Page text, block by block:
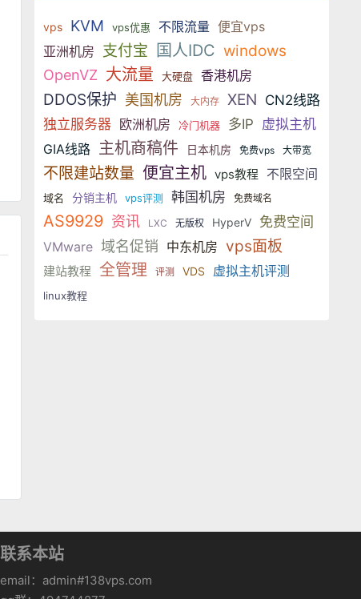
国两大系列。亚洲 VPS 月付低至 6
美元，美国
SSD 固态硬盘，主要分为亚洲和美
国两大系列。亚洲 VPS 月付低至 6
美元，美国
于 KVM 虚拟化架构，配备 NVMe
SSD 固态硬盘，主要分为亚洲和美
国两大系列。亚洲 VPS 月付低至 6
美元，美国
vps KVM vps优惠 不限流量 便宜vps
亚洲机房 支付宝 国人IDC windows
OpenVZ 大流量 大硬盘 香港机房
DDOS保护 美国机房 大内存 XEN CN2线路
独立服务器 欧洲机房 冷门机器 多IP 虚拟主机
GIA线路 主机商稿件 日本机房 免费vps 大带宽
不限建站数量 便宜主机 vps教程 不限空间
域名 分销主机 vps评测 韩国机房 免费域名
AS9929 资讯 LXC 无版权 HyperV
免费空间
VMware 域名促销 中东机房 vps面板
建站教程 全管理 评测 VDS 虚拟主机评测
linux教程
联系本站
email：admin#138vps.com